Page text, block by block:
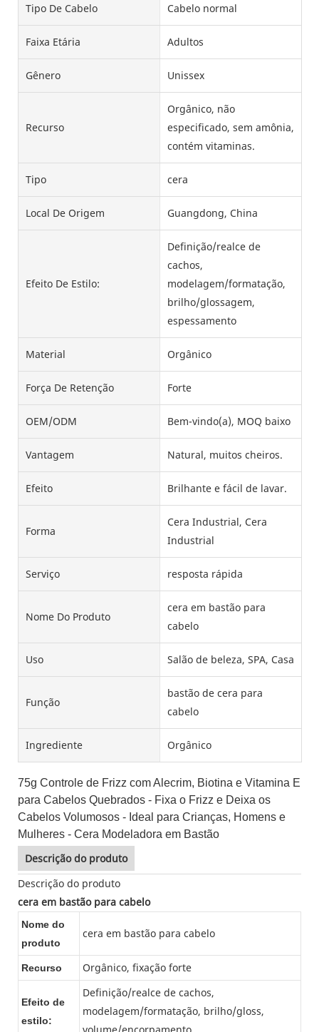
Tipo De Cabelo Cabelo normal
Faixa Etária Adultos
Gênero Unissex
Recurso
Orgânico, não
especificado, sem amônia,
contém vitaminas.
Tipo cera
Local De Origem Guangdong, China
Efeito De Estilo:
Definição/realce de
cachos,
modelagem/formatação,
brilho/glossagem,
espessamento
Material Orgânico
Força De Retenção Forte
OEM/ODM Bem-vindo(a), MOQ baixo
Vantagem Natural, muitos cheiros.
Efeito Brilhante e fácil de lavar.
Forma
Cera Industrial, Cera
Industrial
Serviço resposta rápida
Nome Do Produto
cera em bastão para
cabelo
Uso Salão de beleza, SPA, Casa
Função
bastão de cera para
cabelo
Ingrediente Orgânico
75g Controle de Frizz com Alecrim, Biotina e Vitamina E
para Cabelos Quebrados - Fixa o Frizz e Deixa os
Cabelos Volumosos - Ideal para Crianças, Homens e
Mulheres - Cera Modeladora em Bastão
Descrição do produto
Descrição do produto
cera em bastão para cabelo
Nome do
produto
cera em bastão para cabelo
Recurso Orgânico, fixação forte
Efeito de
estilo:
Definição/realce de cachos,
modelagem/formatação, brilho/gloss,